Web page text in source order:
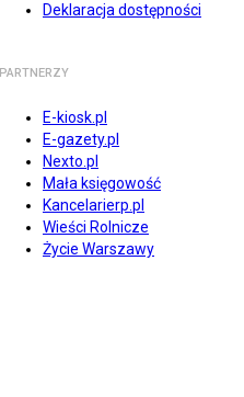
Deklaracja dostępności
PARTNERZY
E-kiosk.pl
E-gazety.pl
Nexto.pl
Mała księgowość
Kancelarierp.pl
Wieści Rolnicze
Życie Warszawy